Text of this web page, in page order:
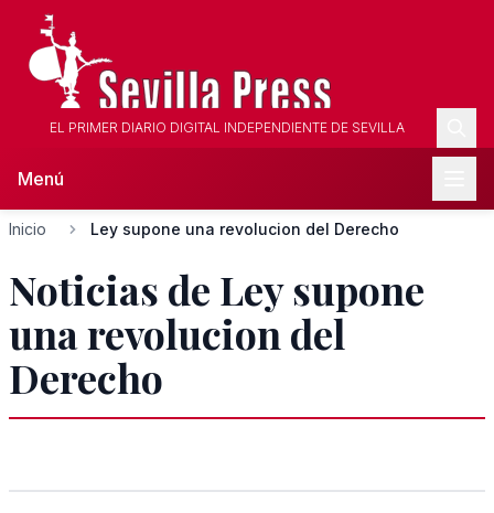
EL PRIMER DIARIO DIGITAL INDEPENDIENTE DE SEVILLA
Menú
Inicio Ley supone una revolucion del Derecho
Noticias de Ley supone
una revolucion del
Derecho